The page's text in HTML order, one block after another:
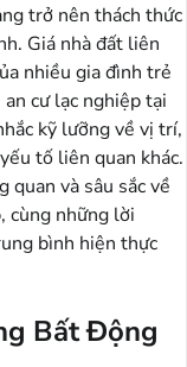
trở nên thách thức
Giá nhà đất liên
nhiều gia đình trẻ
cư lạc nghiệp tại
kỹ lưỡng về vị trí,
tố liên quan khác.
quan và sâu sắc về
cùng những lời
bình hiện thực
Bất Động